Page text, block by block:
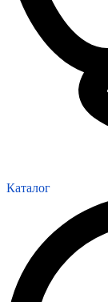
Каталог